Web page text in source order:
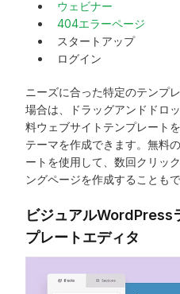
ウェビナー
404エラーページ
スタートアップ
ログイン
ニーズに合った特定のテンプ
場合は、ドラッグアンドドロ
料ウェブサイトテンプレート
テーマを作成できます。無料
ートを使用して、数回クリッ
ングページを作成することもで
ビジュアルWordPress
プレートエディタ